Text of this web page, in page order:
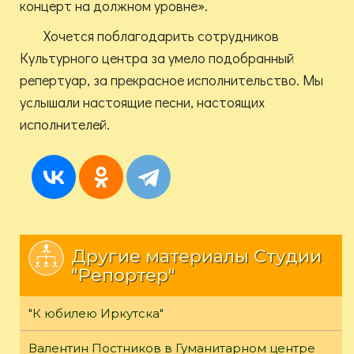
концерт на должном уровне».
Хочется поблагодарить сотрудников
Культурного центра за умело подобранный
репертуар, за прекрасное исполнительство. Мы
услышали настоящие песни, настоящих
исполнителей.
Другие материалы Студии
"Репортер"
"К юбилею Иркутска"
Валентин Постников в Гуманитарном центре